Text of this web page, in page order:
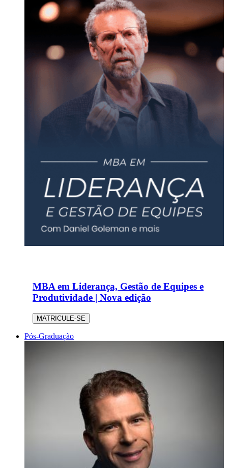
MBA em Liderança, Gestão de Equipes e
Produtividade | Nova edição
MATRICULE-SE
Pós-Graduação